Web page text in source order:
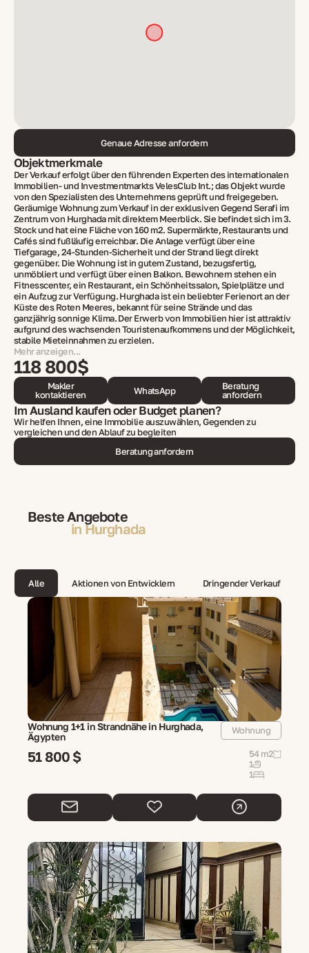
Genaue Adresse anfordern
Objektmerkmale
Der Verkauf erfolgt über den führenden Experten des internationalen
Immobilien- und Investmentmarkts VelesClub Int.; das Objekt wurde
von den Spezialisten des Unternehmens geprüft und freigegeben.
Geräumige Wohnung zum Verkauf in der exklusiven Gegend Serafi im
Zentrum von Hurghada mit direktem Meerblick. Sie befindet sich im 3.
Stock und hat eine Fläche von 160 m2. Supermärkte, Restaurants und
Cafés sind fußläufig erreichbar. Die Anlage verfügt über eine
Tiefgarage, 24‑Stunden-Sicherheit und der Strand liegt direkt
gegenüber. Die Wohnung ist in gutem Zustand, bezugsfertig,
unmöbliert und verfügt über einen Balkon. Bewohnern stehen ein
Fitnesscenter, ein Restaurant, ein Schönheitssalon, Spielplätze und
ein Aufzug zur Verfügung. Hurghada ist ein beliebter Ferienort an der
Küste des Roten Meeres, bekannt für seine Strände und das
ganzjährig sonnige Klima. Der Erwerb von Immobilien hier ist attraktiv
aufgrund des wachsenden Touristenaufkommens und der Möglichkeit,
stabile Mieteinnahmen zu erzielen.
Mehr anzeigen...
118 800$
Makler
kontaktieren
WhatsApp
Beratung
anfordern
Im Ausland kaufen oder Budget planen?
Wir helfen Ihnen, eine Immobilie auszuwählen, Gegenden zu
vergleichen und den Ablauf zu begleiten
Beratung anfordern
Beste Angebote
in Hurghada
Alle Aktionen von Entwicklern Dringender Verkauf
Wohnung 1+1 in Strandnähe in Hurghada,
Ägypten
Wohnung
51 800 $
54 m2
1
1